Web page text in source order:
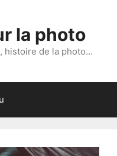
la photo
histoire de la photo…